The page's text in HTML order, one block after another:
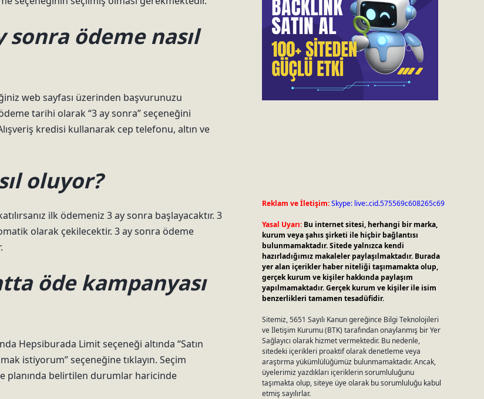
ödeme nasıl
web sayfası üzerinden başvurunuzu
tarihi olarak “3 ay sonra” seçeneğini
kredisi kullanarak cep telefonu, altın ve
oluyor?
ilk ödemeniz 3 ay sonra başlayacaktır. 3
olarak çekilecektir. 3 ay sonra ödeme
öde kampanyası
Hepsiburada Limit seçeneği altında “Satın
istiyorum” seçeneğine tıklayın. Seçim
planında belirtilen durumlar haricinde
Reklam ve İletişim:Skype: live:.cid.575569c608265c69
Yasal Uyarı: Bu internet sitesi, herhangi bir marka,
kurum veya şahıs şirketi ile hiçbir bağlantısı
bulunmamaktadır. Sitede yalnızca kendi
hazırladığımız makaleler paylaşılmaktadır. Burada
yer alan içerikler haber niteliği taşımamakta olup,
gerçek kurum ve kişiler hakkında paylaşım
yapılmamaktadır. Gerçek kurum ve kişiler ile isim
benzerlikleri tamamen tesadüfidir.
Sitemiz, 5651 Sayılı Kanun gereğince Bilgi Teknolojileri
ve İletişim Kurumu (BTK) tarafından onaylanmış bir Yer
Sağlayıcı olarak hizmet vermektedir. Bu nedenle,
sitedeki içerikleri proaktif olarak denetleme veya
araştırma yükümlülüğümüz bulunmamaktadır. Ancak,
üyelerimiz yazdıkları içeriklerin sorumluluğunu
taşımakta olup, siteye üye olarak bu sorumluluğu kabul
etmiş sayılırlar.